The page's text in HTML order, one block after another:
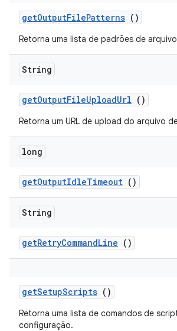
getOutputFilePatterns ()
Retorna uma lista de padrões de
String
getOutputFileUploadUrl ()
Retorna um URL de upload do arquivo
long
getOutputIdleTimeout ()
String
getRetryCommandLine ()
getSetupScripts ()
Retorna uma lista de comandos de
configuração.